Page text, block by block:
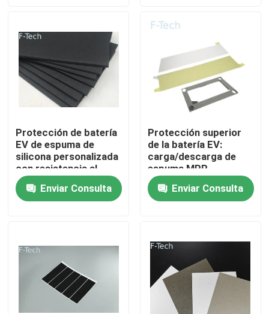
Los vídeos
Espectáculo VR
Recorrido por la fábrica
Control de calidad
Noticias
Casos de trabajo
Protección de batería
EV de espuma de
silicona personalizada
con resistencia al
corte y módulo bajo
presiónEnviar Consulta
Protección superior
de la batería EV:
carga/descarga de
espuma MPP,
protección contra
sobre/bajo voltaje
Enviar Consulta